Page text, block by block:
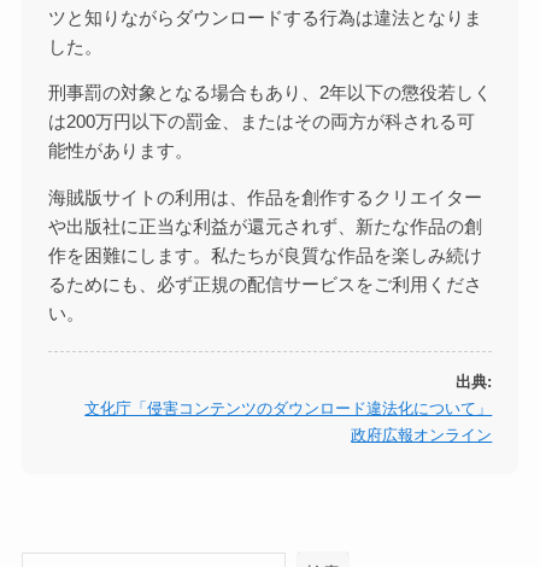
ツと知りながらダウンロードする行為は違法となりま
した。
刑事罰の対象となる場合もあり、2年以下の懲役若しく
は200万円以下の罰金、またはその両方が科される可
能性があります。
海賊版サイトの利用は、作品を創作するクリエイター
や出版社に正当な利益が還元されず、新たな作品の創
作を困難にします。私たちが良質な作品を楽しみ続け
るためにも、必ず正規の配信サービスをご利用くださ
い。
出典:
文化庁「侵害コンテンツのダウンロード違法化について」
政府広報オンライン